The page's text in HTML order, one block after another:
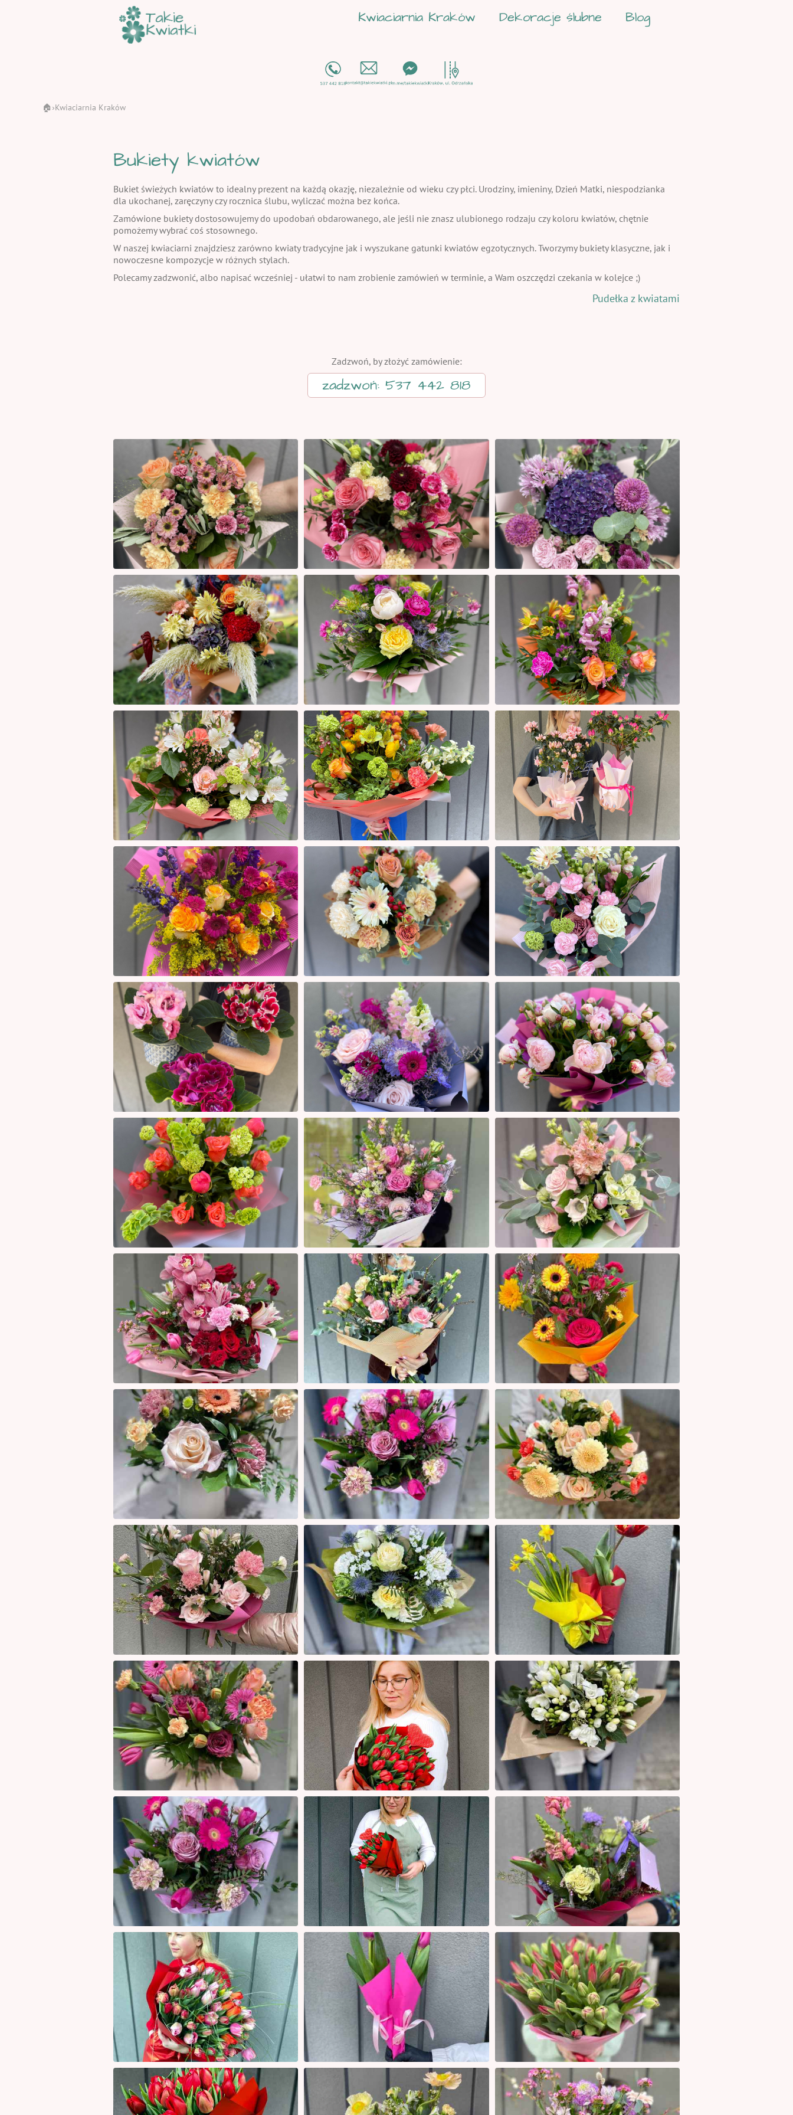
Kwiaciarnia Kraków Dekoracje ślubne Blog
🏠 ›Kwiaciarnia Kraków
Bukiety kwiatów
Bukiet świeżych kwiatów to idealny prezent na każdą okazję, niezależnie od wieku czy płci. Urodziny, imieniny, Dzień Matki, niespodzianka
dla ukochanej, zaręczyny czy rocznica ślubu, wyliczać można bez końca.
Zamówione bukiety dostosowujemy do upodobań obdarowanego, ale jeśli nie znasz ulubionego rodzaju czy koloru kwiatów, chętnie
pomożemy wybrać coś stosownego.
W naszej kwiaciarni znajdziesz zarówno kwiaty tradycyjne jak i wyszukane gatunki kwiatów egzotycznych. Tworzymy bukiety klasyczne, jak i
nowoczesne kompozycje w różnych stylach.
Polecamy zadzwonić, albo napisać wcześniej - ułatwi to nam zrobienie zamówień w terminie, a Wam oszczędzi czekania w kolejce ;)
Pudełka z kwiatami
Zadzwoń, by złożyć zamówienie:
zadzwoń: 537 442 818